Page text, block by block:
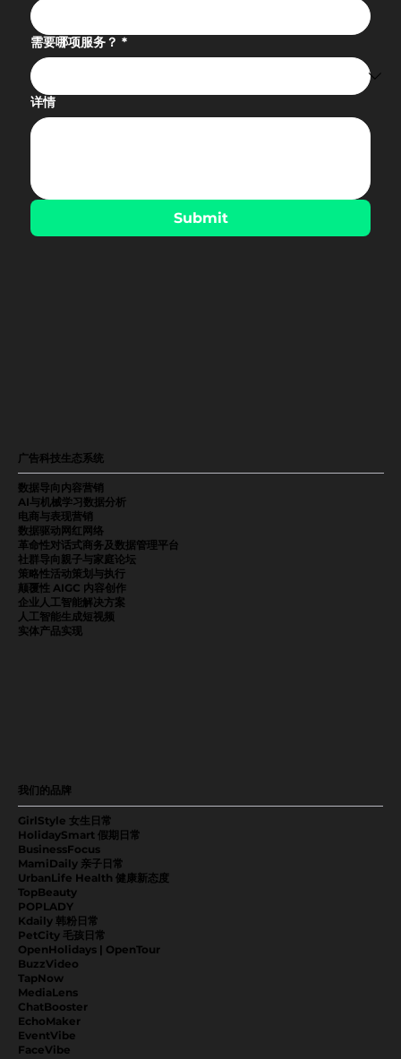
需要哪项服务？ *
详情
Submit
广告科技生态系统
数据导向内容营销
AI与机械学习数据分析
电商与表现营销
数据驱动网红网络
革命性对话式商务及数据管理平台
社群导向親子与家庭论坛
策略性活动策划与执行
颠覆性 AIGC 内容创作
企业人工智能解决方案
人工智能生成短视频
实体产品实现
TapNow
MediaLens
ChatBooster
EchoMaker
EventVibe
FaceVibe
GirlStyle 女生日常
HolidaySmart 假期日常
BusinessFocus
MamiDaily 亲子日常
UrbanLife Health 健康新态度
TopBeauty
POPLADY
Kdaily 韩粉日常
PetCity 毛孩日常
OpenHolidays | OpenTour
BuzzVideo
我们的品牌